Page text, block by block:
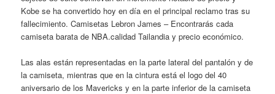
Kobe se ha convertido hoy en día en el principal reclamo tras su
fallecimiento. Camisetas Lebron James – Encontrarás cada
camiseta barata de NBA.calidad Tailandia y precio económico.
Las alas están representadas en la parte lateral del pantalón y de
la camiseta, mientras que en la cintura está el logo del 40
aniversario de los Mavericks y en la parte inferior de la camiseta